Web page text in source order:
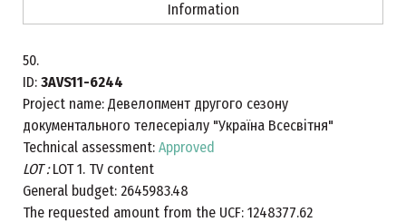
Information
50.
ID: 3AVS11-6244
Project name: Девелопмент другого сезону
документального телесеріалу "Україна Всесвітня"
Technical assessment: Approved
LOT :LOT 1. TV content
General budget: 2645983.48
The requested amount from the UCF: 1248377.62